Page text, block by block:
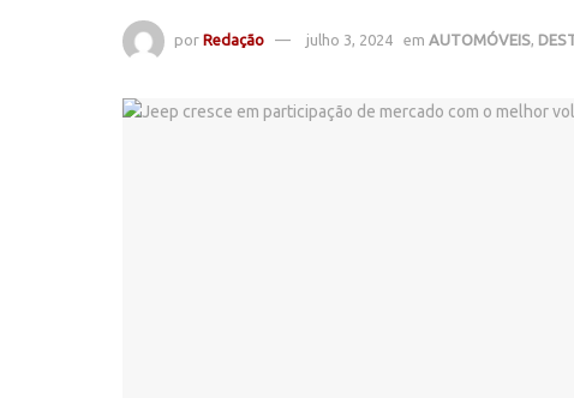
por Redação julho 3, 2024 em AUTOMÓVEIS